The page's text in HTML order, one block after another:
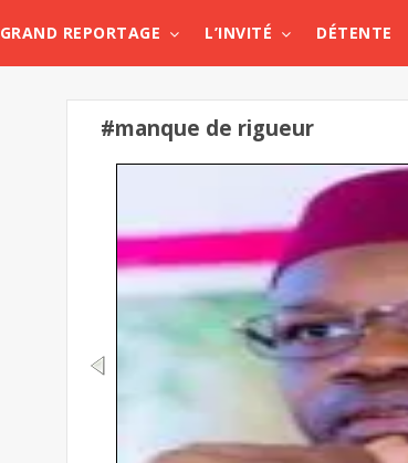
GRAND REPORTAGE L’INVITÉ DÉTENTE
#manque de rigueur